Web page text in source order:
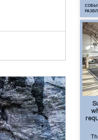
90